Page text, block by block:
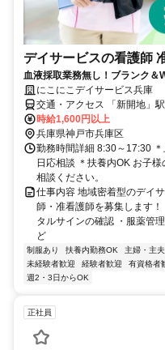
デイサービスの看護師
血液採取業務無し！ブランク＆
にこにこデイサービス兵庫
交通・アクセス 「新開地」
時給1,600円以上
兵庫県神戸市兵庫区
勤務時間詳細 8:30～17:30
日応相談 ＊扶養内OK お子
相談ください。
仕事内容 地域密着型のデイ
師・准看護師を募集します
タルサインの確認 ・服薬管
ど
制服あり 扶養内勤務OK 主婦・主
未経験者歓迎
経験者歓迎 有資格者
週2・3日からOK
正社員